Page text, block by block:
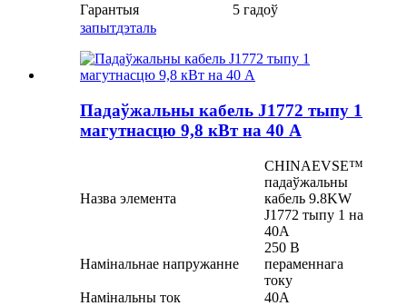
Гарантыя
5 гадоў
запытдэталь
Падаўжальны кабель J1772 тыпу 1
магутнасцю 9,8 кВт на 40 А
Назва элемента
CHINAEVSE™️
падаўжальны
кабель 9.8KW
J1772 тыпу 1 на
40A
Намінальнае напружанне
250 В
пераменнага
току
Намінальны ток
40А